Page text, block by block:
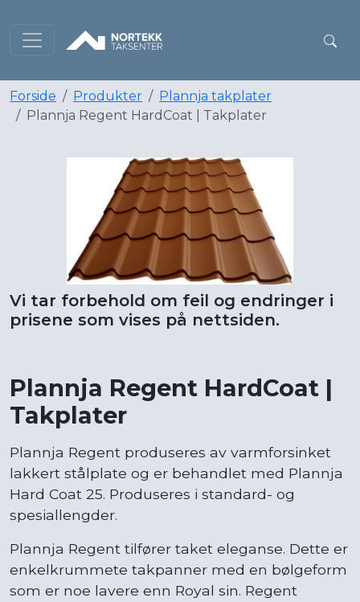
Forside Produkter
Plannja takplater
Plannja Regent HardCoat | Takplater
Vi tar forbehold om feil og endringer i
prisene som vises på nettsiden.
Plannja Regent HardCoat |
Takplater
Plannja Regent produseres av varmforsinket
lakkert stålplate og er behandlet med Plannja
Hard Coat 25. Produseres i standard- og
spesiallengder.
Plannja Regent tilfører taket eleganse. Dette er
enkelkrummete takpanner med en bølgeform
som er noe lavere enn Royal sin. Regent